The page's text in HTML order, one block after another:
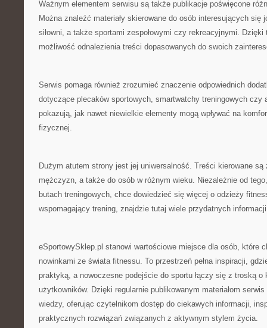
Ważnym elementem serwisu są także publikacje poświęcone
Można znaleźć materiały skierowane do osób interesujących się
siłowni, a także sportami zespołowymi czy rekreacyjnymi.
możliwość odnalezienia treści dopasowanych do swoich
Serwis pomaga również zrozumieć znaczenie odpowiednich
dotyczące plecaków sportowych, smartwatchy treningowych czy
pokazują, jak nawet niewielkie elementy mogą wpływać na
fizycznej.
Dużym atutem strony jest jej uniwersalność. Treści kierowane są
mężczyzn, a także do osób w różnym wieku. Niezależnie od
butach treningowych, chce dowiedzieć się więcej o odzieży
wspomagający trening, znajdzie tutaj wiele przydatnych
eSportowySklep.pl stanowi wartościowe miejsce dla osób, które
nowinkami ze świata fitnessu. To przestrzeń pełna inspiracji,
praktyką, a nowoczesne podejście do sportu łączy się z troską o
użytkowników. Dzięki regularnie publikowanym materiałom
wiedzy, oferując czytelnikom dostęp do ciekawych informacji,
praktycznych rozwiązań związanych z aktywnym stylem życia.